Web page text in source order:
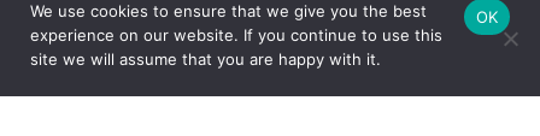
We use cookies to ensure that we give you the best
experience on our website. If you continue to use this
site we will assume that you are happy with it.
OK